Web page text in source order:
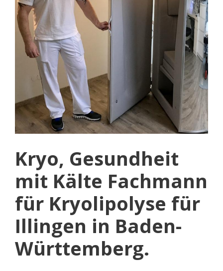
Kryo, Gesundheit
mit Kälte Fachmann
für Kryolipolyse für
Illingen in Baden-
Württemberg.